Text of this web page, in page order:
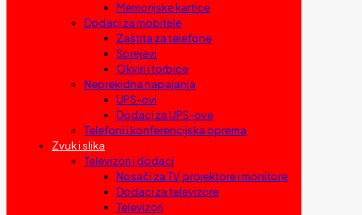
Memorijske kartice
Dodaci za mobitele
Zaštita za telefone
Sprejevi
Okviri i torbice
Neprekidna napajanja
UPS-ovi
Dodaci za UPS-ove
Telefoni i konferencijska oprema
Zvuk i slika
Televizori i dodaci
Nosači za TV, projektore i monitore
Dodaci za televizore
Televizori